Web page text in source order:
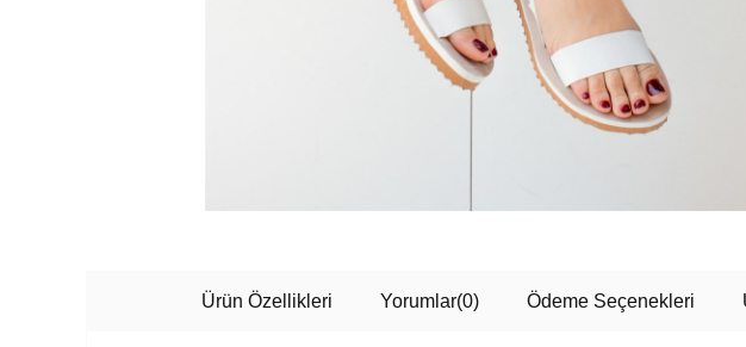
Ürün Özellikleri Yorumlar(0) Ödeme Seçenekleri